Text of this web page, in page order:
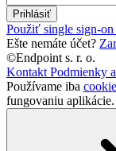
Prihlásiť
Použiť single sign-on
Ešte nemáte účet?
©Endpoint s. r. o.
Kontakt Podmienky
Používame iba
fungovaniu aplikácie.